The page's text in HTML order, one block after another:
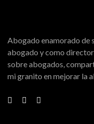
Abogado enamorado de
abogado y como
sobre abogados,
mi granito en mejorar la